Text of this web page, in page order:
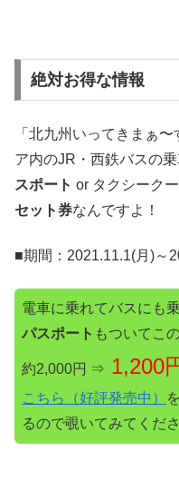
絶対お得な情報
「北九州いってきまぁ
ア内のJR・西鉄バスの乗
スポート or タクシーク
セット券なんですよ！
■期間：2021.11.1(月)～
電車に乗れてバスにも
パスポート もついてこ
約2,000円 ⇒ 1,200
こちら（好評発売中）
るので覗いてみてくだ